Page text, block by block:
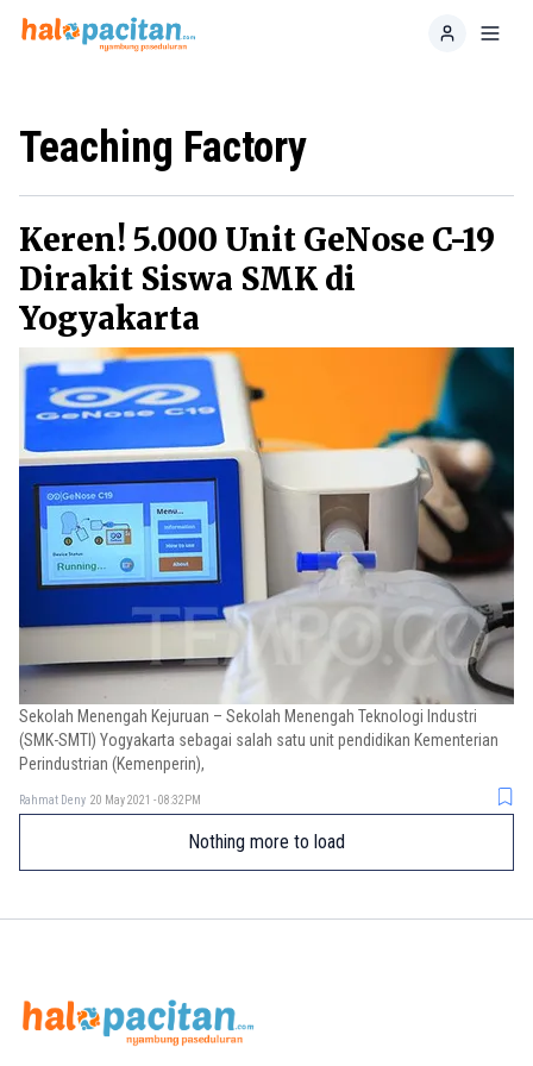
Home
Teaching Factory
Keren! 5.000 Unit GeNose C-19
Dirakit Siswa SMK di
Yogyakarta
Sekolah Menengah Kejuruan – Sekolah Menengah Teknologi Industri
(SMK-SMTI) Yogyakarta sebagai salah satu unit pendidikan Kementerian
Perindustrian (Kemenperin),
Rahmat Deny 20 May 2021 - 08:32PM
Nothing more to load